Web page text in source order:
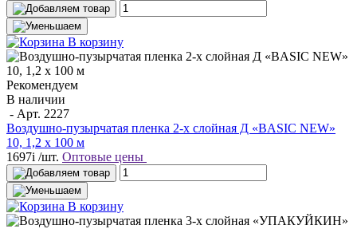
В корзину
Рекомендуем
В наличии
- Арт. 2227
Воздушно-пузырчатая пленка 2-х слойная Д «BASIC NEW»
10, 1,2 х 100 м
1697i /шт. Оптовые цены
В корзину